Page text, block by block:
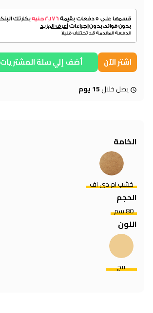
اشتر الآن أضف إلي سلة المشتريات
يصل خلال15 يوم
الخامة
خشب ام دي اف
الحجم
80 سم
اللون
بيچ